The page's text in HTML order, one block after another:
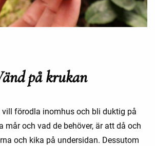
på krukan
förodla inomhus och bli duktig på
mår och vad de behöver, är att då och
och kika på undersidan. Dessutom